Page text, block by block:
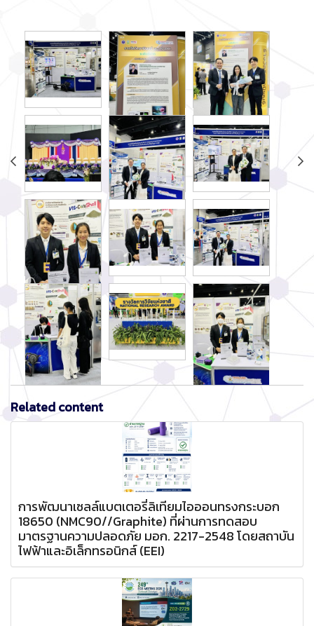
Related content
การพัฒนาเซลล์แบตเตอรี่ลิเทียมไอออนทรงกระบอก
18650 (NMC90//Graphite) ที่ผ่านการทดสอบ
มาตรฐานความปลอดภัย มอก. 2217-2548 โดยสถาบัน
ไฟฟ้าและอิเล็กทรอนิกส์ (EEI)